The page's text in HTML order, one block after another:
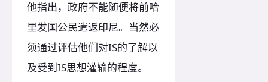
他指出，政府不能随便将前哈
里发国公民遣返印尼。当然必
须通过评估他们对IS的了解以
及受到IS思想灌输的程度。